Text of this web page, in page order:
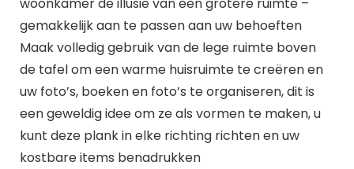
gemakkelijk aan te passen aan uw behoeften
Maak volledig gebruik van de lege ruimte boven
de tafel om een warme huisruimte te creëren en
uw foto’s, boeken en foto’s te organiseren, dit is
een geweldig idee om ze als vormen te maken, u
kunt deze plank in elke richting richten en uw
kostbare items benadrukken